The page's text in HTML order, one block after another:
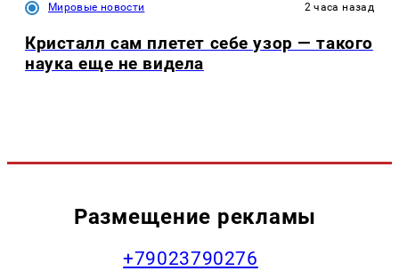
Мировые новости 2 часа назад
Кристалл сам плетет себе узор — такого
наука еще не видела
Размещение рекламы
+79023790276